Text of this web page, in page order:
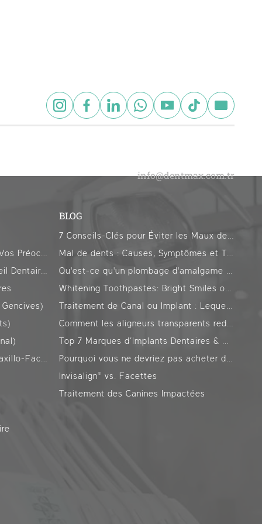
Traitements Alternatifs Selon Vos Préoccupations
Orthodontie (Invisalign, Appareil Dentaire)
Chirurgie Orale, Dentaire et Maxillo-Faciale
BLOG
7 Conseils-Clés pour Éviter les Maux de Dents pendant le Ramadan
Mal de dents : Causes, Symptômes et Traitements Efficaces
Qu'est-ce qu'un plombage d'amalgame ? Pourquoi est-il interdit ?
Whitening Toothpastes: Bright Smiles or Worn Teeth? Everyone dreams of having bright and white teeth, and many people choose whitening toothpastes to achieve this. However, there are many questions about the effects of these toothpastes on tooth enamel.
Traitement de Canal ou Implant : Lequel est Adapté pour Vous ?
Comment les aligneurs transparents redressent-ils les dents ?
Top 7 Marques d’Implants Dentaires & Coûts : Classement Actualisé
Pourquoi vous ne devriez pas acheter de dentifrice sans fluor
Invisalign® vs. Facettes
Traitement des Canines Impactées